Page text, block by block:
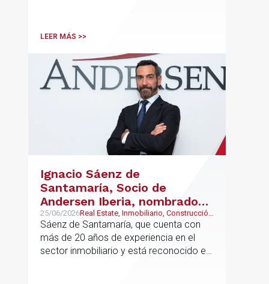
LEER MÁS >>
Ignacio Sáenz de
Santamaría, Socio de
Andersen Iberia, nombrado
director europeo de
Inmobiliario de Andersen
25/06/2026Real Estate, Inmobiliario, Construcción
y Urbanismo
Sáenz de Santamaría, que cuenta con
más de 20 años de experiencia en el
sector inmobiliario y está reconocido en